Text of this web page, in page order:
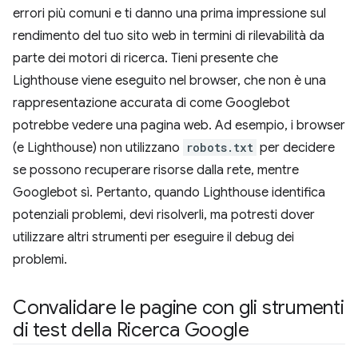
errori più comuni e ti danno una prima impressione sul
rendimento del tuo sito web in termini di rilevabilità da
parte dei motori di ricerca. Tieni presente che
Lighthouse viene eseguito nel browser, che non è una
rappresentazione accurata di come Googlebot
potrebbe vedere una pagina web. Ad esempio, i browser
(e Lighthouse) non utilizzano robots.txt per decidere
se possono recuperare risorse dalla rete, mentre
Googlebot sì. Pertanto, quando Lighthouse identifica
potenziali problemi, devi risolverli, ma potresti dover
utilizzare altri strumenti per eseguire il debug dei
problemi.
Convalidare le pagine con gli strumenti
di test della Ricerca Google